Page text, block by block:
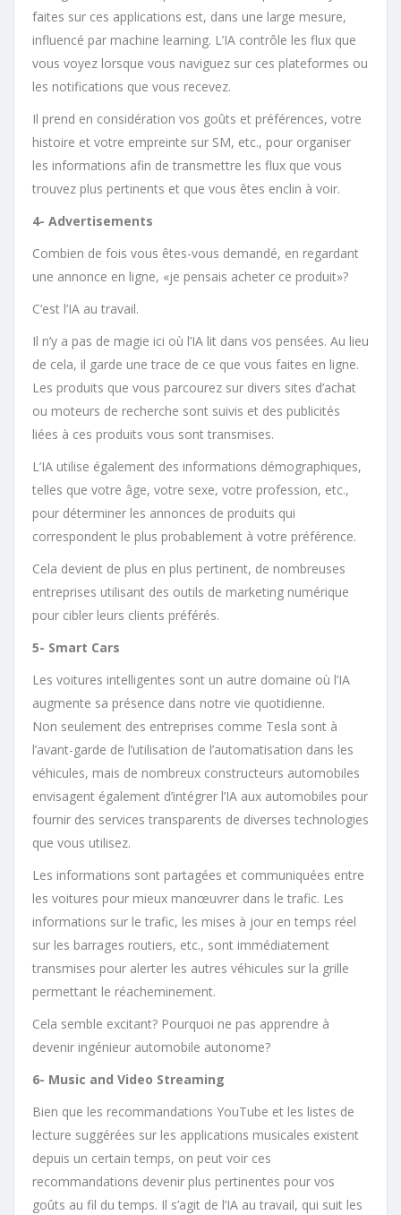
faites sur ces applications est, dans une large mesure,
influencé par machine learning. L’IA contrôle les flux que
vous voyez lorsque vous naviguez sur ces plateformes ou
les notifications que vous recevez.
Il prend en considération vos goûts et préférences, votre
histoire et votre empreinte sur SM, etc., pour organiser
les informations afin de transmettre les flux que vous
trouvez plus pertinents et que vous êtes enclin à voir.
4- Advertisements
Combien de fois vous êtes-vous demandé, en regardant
une annonce en ligne, «je pensais acheter ce produit»?
C’est l’IA au travail.
Il n’y a pas de magie ici où l’IA lit dans vos pensées. Au lieu
de cela, il garde une trace de ce que vous faites en ligne.
Les produits que vous parcourez sur divers sites d’achat
ou moteurs de recherche sont suivis et des publicités
liées à ces produits vous sont transmises.
L’IA utilise également des informations démographiques,
telles que votre âge, votre sexe, votre profession, etc.,
pour déterminer les annonces de produits qui
correspondent le plus probablement à votre préférence.
Cela devient de plus en plus pertinent, de nombreuses
entreprises utilisant des outils de marketing numérique
pour cibler leurs clients préférés.
5- Smart Cars
Les voitures intelligentes sont un autre domaine où l’IA
augmente sa présence dans notre vie quotidienne.
Non seulement des entreprises comme Tesla sont à
l’avant-garde de l’utilisation de l’automatisation dans les
véhicules, mais de nombreux constructeurs automobiles
envisagent également d’intégrer l’IA aux automobiles pour
fournir des services transparents de diverses technologies
que vous utilisez.
Les informations sont partagées et communiquées entre
les voitures pour mieux manœuvrer dans le trafic. Les
informations sur le trafic, les mises à jour en temps réel
sur les barrages routiers, etc., sont immédiatement
transmises pour alerter les autres véhicules sur la grille
permettant le réacheminement.
Cela semble excitant? Pourquoi ne pas apprendre à
devenir ingénieur automobile autonome?
6- Music and Video Streaming
Bien que les recommandations YouTube et les listes de
lecture suggérées sur les applications musicales existent
depuis un certain temps, on peut voir ces
recommandations devenir plus pertinentes pour vos
goûts au fil du temps. Il s’agit de l’IA au travail, qui suit les